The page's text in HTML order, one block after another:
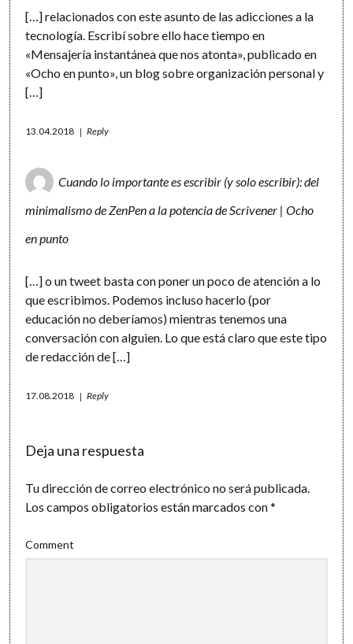
[…] relacionados con este asunto de las adicciones a la
tecnología. Escribí sobre ello hace tiempo en
«Mensajería instantánea que nos atonta», publicado en
«Ocho en punto», un blog sobre organización personal y
[…]
13.04.2018 Reply
Cuando lo importante es escribir (y solo escribir): del
minimalismo de ZenPen a la potencia de Scrivener | Ocho
en punto
[…] o un tweet basta con poner un poco de atención a lo
que escribimos. Podemos incluso hacerlo (por
educación no deberíamos) mientras tenemos una
conversación con alguien. Lo que está claro que este tipo
de redacción de […]
17.08.2018 Reply
Deja una respuesta
Tu dirección de correo electrónico no será publicada.
Los campos obligatorios están marcados con*
Comment